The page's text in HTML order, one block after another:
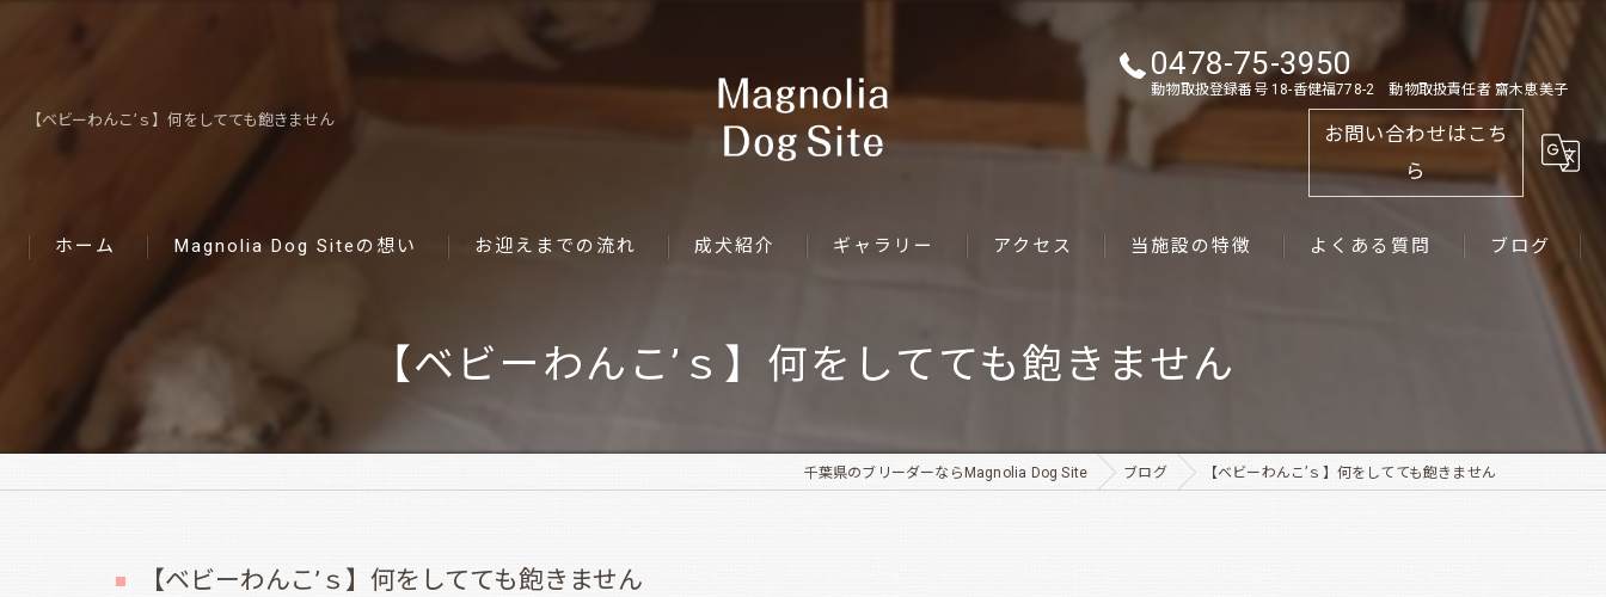
【ベビーわんこ’ｓ】何をしてても飽きません
0478-75-3950
動物取扱登録番号 18-香健福778-2 動物取扱責任者 齋木恵美子
お問い合わせはこち
ら
ホーム Magnolia Dog Siteの想い お迎えまでの流れ 成犬紹介 ギャラリー アクセス 当施設の特徴
パピー
犬舎
よくある質問 ブログ
【ベビーわんこ’ｓ】何をしてても飽きません
千葉県のブリーダーならMagnolia Dog Site ブログ 【ベビーわんこ’ｓ】何をしてても飽きません
【ベビーわんこ’ｓ】何をしてても飽きません